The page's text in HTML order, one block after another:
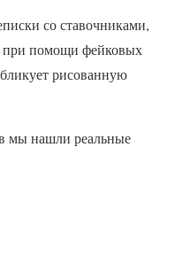
со ставочниками,
при помощи фейковых
рисованную
мы нашли реальные